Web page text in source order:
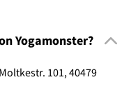
Yogamonster?
101, 40479